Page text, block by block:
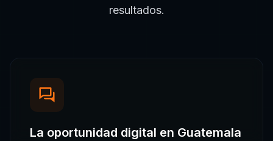
resultados.
La oportunidad digital en Guatemala